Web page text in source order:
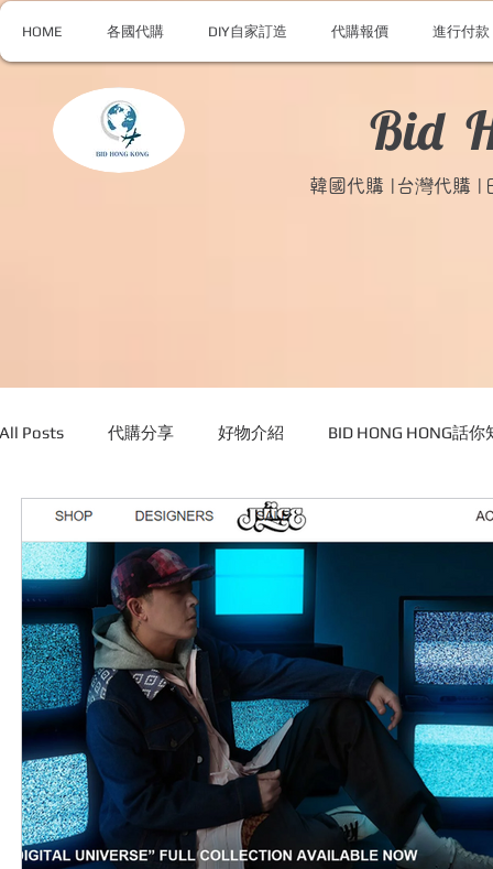
HOME 各國代購 DIY自家訂造 代購報價 進行付款
Bid
韓國代購 |台灣代購 |
All Posts 代購分享 好物介紹 BID HONG HONG話你
外國購物網站介紹 ABOUT ME ABOUT BIDHONGKONG
美食團購 購物 台灣代購網站 Bidhongkong